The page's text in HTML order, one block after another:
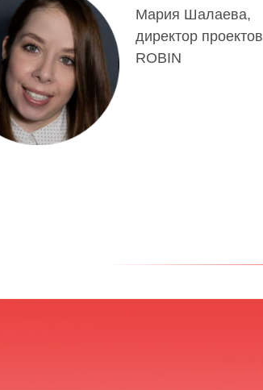
Мария Шалаева,
директор проектов
ROBIN